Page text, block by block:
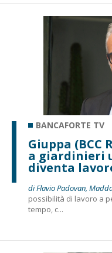
BANCAFORTE TV
Giuppa (BCC
a giardinieri
diventa
di Flavio Padovan,
possibilità di lavoro a
tempo, c...